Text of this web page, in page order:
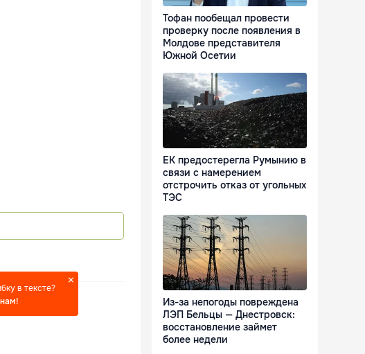
в тексте?
Тофан пообещал провести
проверку после появления в
Молдове представителя
Южной Осетии
ЕК предостерегла Румынию в
связи с намерением
отстрочить отказ от угольных
ТЭС
Из-за непогоды повреждена
ЛЭП Бельцы — Днестровск:
восстановление займет
более недели